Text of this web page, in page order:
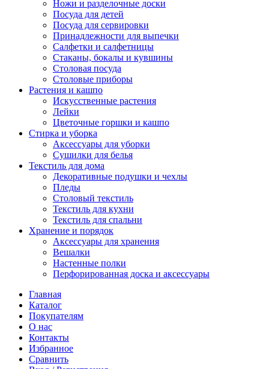
Ножи и разделочные доски
Посуда для детей
Посуда для сервировки
Принадлежности для выпечки
Салфетки и салфетницы
Стаканы, бокалы и кувшины
Столовая посуда
Столовые приборы
Растения и кашпо
Искусственные растения
Лейки
Цветочные горшки и кашпо
Стирка и уборка
Аксессуары для уборки
Сушилки для белья
Текстиль для дома
Декоративные подушки и чехлы
Пледы
Столовый текстиль
Текстиль для кухни
Текстиль для спальни
Хранение и порядок
Аксессуары для хранения
Вешалки
Настенные полки
Перфорированная доска и аксессуары
Главная
Каталог
Покупателям
О нас
Контакты
Избранное
Сравнить